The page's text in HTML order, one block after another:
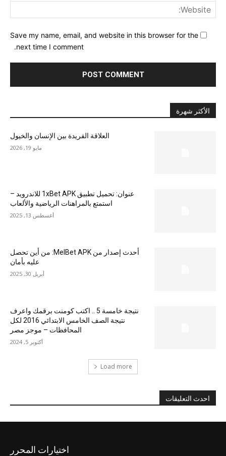
Save my name, email, and website in this browser for the
next time I comment.
الأكثر شهرة
العلاقة الفريدة بين الإنسان والخيول
مايو 19, 2026
عنوان: تحميل تطبيق 1xBet APK للاندرويد –
استمتع بالمراهنات الرياضية والألعاب
أغسطس 13, 2025
أحدث إصدار من MelBet APK: من أين تحصل
عليه بأمان
أبريل 30, 2025
نتيجة خامسة 5 .. اكتب كومنت برقمك واعرف
نتيجة الصف الخامس الابتدائي 2016 لكل
المحافظات – موجز مصر
أكتوبر 5, 2024
Load more
احدث التعليقات
اختيارات المحرر